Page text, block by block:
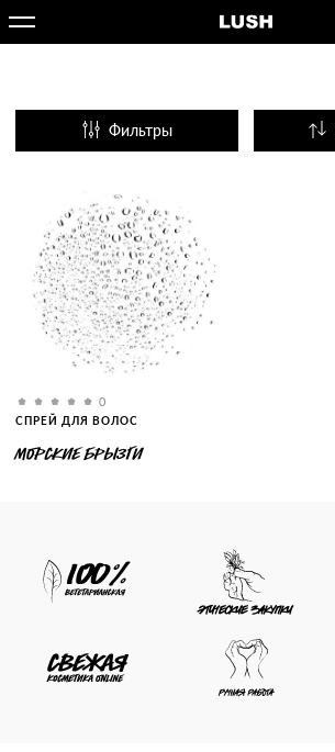
Фильтры
0
СПРЕЙ ДЛЯ ВОЛОС
МОРСКИЕ БРЫЗГИ